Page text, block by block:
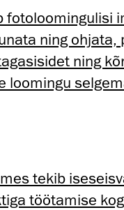
fotoloomingulisi
ning ohjata,
ning
loomingu
tekib
töötamise